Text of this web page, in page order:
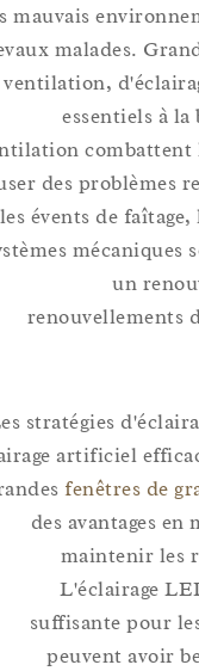
Les mauvais
chevaux malades.
de ventilation,
essentiels
ventilation
causer des
les évents de
systèmes
un
Les stratégies
éclairage artificiel
grandesfenêtres
des
maintenir
suffisante
peuvent